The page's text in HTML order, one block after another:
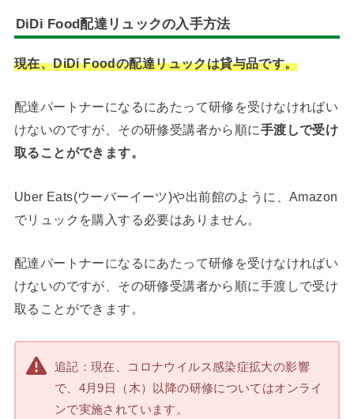
DiDi Food配達リュックの入手方法
現在、DiDi Foodの配達リュックは貸与品です。
配達パートナーになるにあたって研修を受けなければい
けないのですが、その研修受講者から順に手渡しで受け
取ることができます。
Uber Eats(ウーバーイーツ)や出前館のように、Amazon
でリュックを購入する必要はありません。
配達パートナーになるにあたって研修を受けなければい
けないのですが、その研修受講者から順に手渡しで受け
取ることができます。
追記：現在、コロナウイルス感染症拡大の影響
で、4月9日（木）以降の研修についてはオンライ
ンで実施されています。